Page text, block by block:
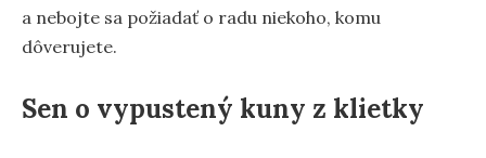
a nebojte sa požiadať o radu niekoho, komu
dôverujete.
Sen o vypustený kuny z klietky